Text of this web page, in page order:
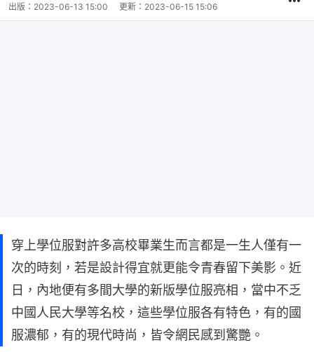
出版： 2023-06-13 15:00 更新： 2023-06-15 15:06
穿上學位服對許多高校畢業生而言都是一生人僅有一
次的時刻，若是設計得宜就更能令青春留下美影。近
日，內地便有多間大學的新版學位服亮相，當中不乏
中國人民大學等名校，這些學位服各有特色，有的國
服濃郁，有的現代時尚，皆令網民感到驚艷。